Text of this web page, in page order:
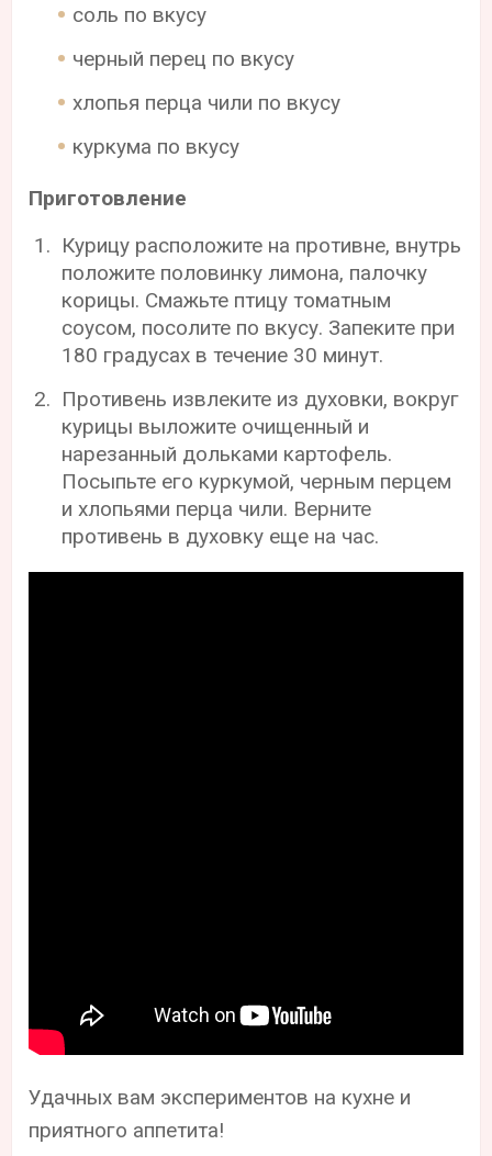
соль по вкусу
черный перец по вкусу
хлопья перца чили по вкусу
куркума по вкусу
Приготовление
Курицу расположите на противне, внутрь
положите половинку лимона, палочку
корицы. Смажьте птицу томатным
соусом, посолите по вкусу. Запеките при
180 градусах в течение 30 минут.
Противень извлеките из духовки, вокруг
курицы выложите очищенный и
нарезанный дольками картофель.
Посыпьте его куркумой, черным перцем
и хлопьями перца чили. Верните
противень в духовку еще на час.
Удачных вам экспериментов на кухне и
приятного аппетита!